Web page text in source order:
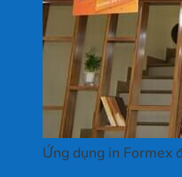
Ứng dụng in Formex